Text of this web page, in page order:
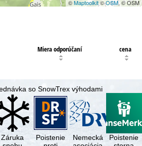
©Maptoolkit©OSM, © OSM
Miera odporúčaní cena
so SnowTrex výhodami
Záruka
Poistenie
Nemecká
Poistenie